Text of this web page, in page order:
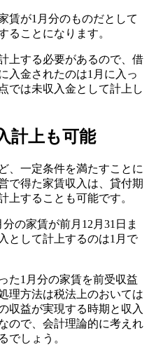
賃が1月分のものだとして
ることになります。
上する必要があるので、借
入金されたのは1月に入っ
では未収入金として計上し
計上も可能
、一定条件を満たすことに
で得た家賃収入は、貸付期
上することも可能です。
の家賃が前月12月31日ま
として計上するのは1月で
た1月分の家賃を前受収益
理方法は税法上のおいては
収益が実現する時期と収入
ので、会計理論的に考えれ
でしょう。